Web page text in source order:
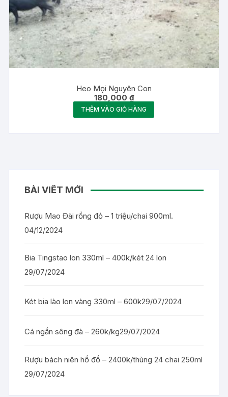
Heo Mọi Nguyên Con
180,000 ₫
THÊM VÀO GIỎ HÀNG
BÀI VIẾT MỚI
Rượu Mao Đài rồng đỏ – 1 triệu/chai 900ml.
04/12/2024
Bia Tingstao lon 330ml – 400k/két 24 lon
29/07/2024
Két bia lào lon vàng 330ml – 600k29/07/2024
Cá ngần sông đà – 260k/kg29/07/2024
Rượu bách niên hồ đồ – 2400k/thùng 24 chai 250ml
29/07/2024